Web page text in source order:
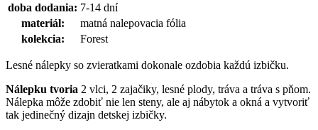
doba dodania: 7-14 dní
materiál:
matná nalepovacia fólia
kolekcia:
Forest
Lesné nálepky so zvieratkami dokonale ozdobia každú izbičku.
Nálepku tvoria 2 vlci, 2 zajačiky, lesné plody, tráva a tráva s pňom.
Nálepka môže zdobiť nie len steny, ale aj nábytok a okná a vytvoriť
tak jedinečný dizajn detskej izbičky.